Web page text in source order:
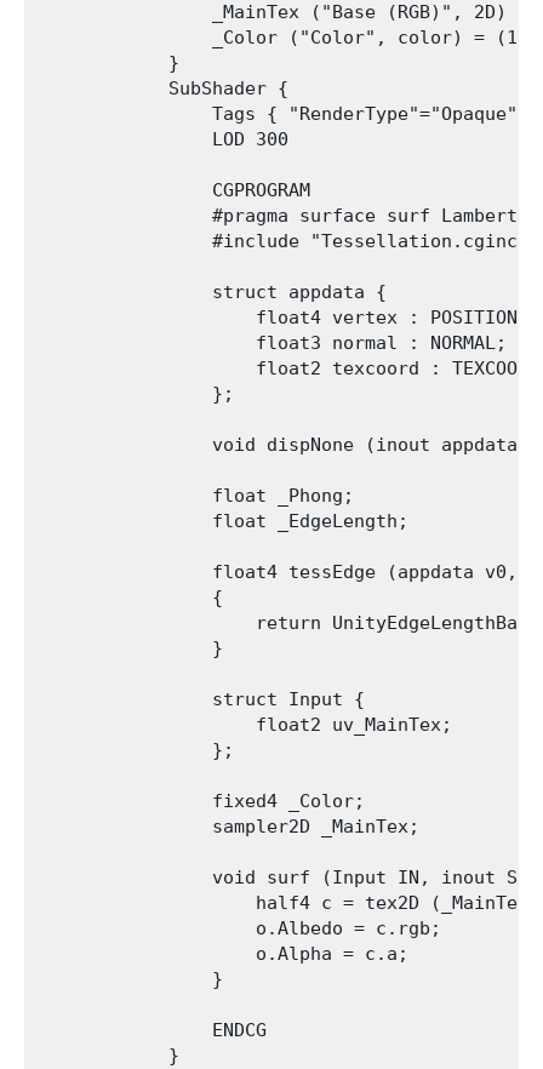
_MainTex ("Base (RGB)", 2D) =
_Color ("Color", color) =
            }
            SubShader {
                Tags { "RenderType"="Opaque" }
                LOD 300
                CGPROGRAM
#pragma surface surf Lambert
                #include "Tessellation.cginc"
                struct appdata {
                    float4 vertex : POSITION;
                    float3 normal : NORMAL;
float2 texcoord :
                };
void dispNone (inout appdata
                float _Phong;
                float _EdgeLength;
float4 tessEdge (appdata v0,
                {
return
                }
                struct Input {
                    float2 uv_MainTex;
                };
                fixed4 _Color;
                sampler2D _MainTex;
void surf (Input IN, inout
half4 c = tex2D
                    o.Albedo = c.rgb;
                    o.Alpha = c.a;
                }
                ENDCG
            }